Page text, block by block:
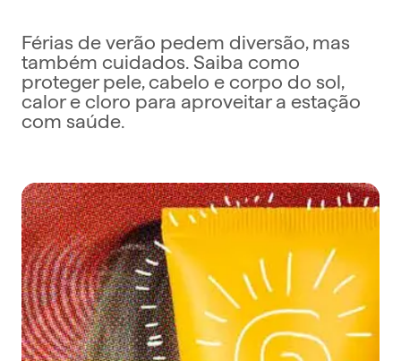
Férias de verão pedem diversão, mas
também cuidados. Saiba como
proteger pele, cabelo e corpo do sol,
calor e cloro para aproveitar a estação
com saúde.